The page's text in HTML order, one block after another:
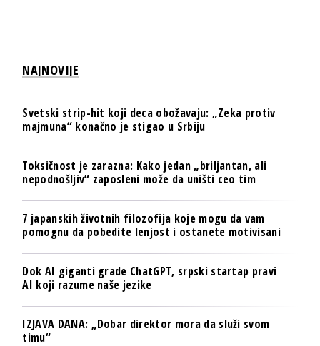
NAJNOVIJE
Svetski strip-hit koji deca obožavaju: „Zeka protiv
majmuna“ konačno je stigao u Srbiju
Toksičnost je zarazna: Kako jedan „briljantan, ali
nepodnošljiv“ zaposleni može da uništi ceo tim
7 japanskih životnih filozofija koje mogu da vam
pomognu da pobedite lenjost i ostanete motivisani
Dok AI giganti grade ChatGPT, srpski startap pravi
AI koji razume naše jezike
IZJAVA DANA: „Dobar direktor mora da služi svom
timu“